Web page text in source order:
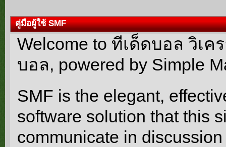
คู่มือผู้ใช้ SMF
Welcome to ทีเด็ดบอล วิเ
บอล, powered by Simple
SMF is the elegant,
software solution that this
communicate in